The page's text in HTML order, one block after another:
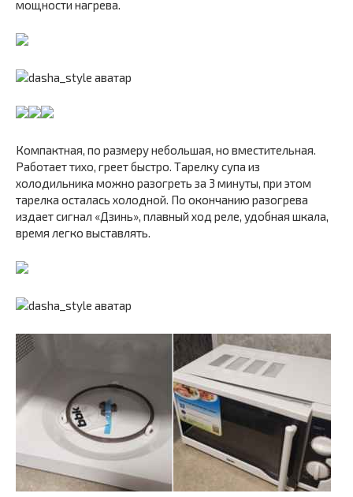
мощности нагрева.
Компактная, по размеру небольшая, но вместительная.
Работает тихо, греет быстро. Тарелку супа из
холодильника можно разогреть за 3 минуты, при этом
тарелка осталась холодной. По окончанию разогрева
издает сигнал «Дзинь», плавный ход реле, удобная шкала,
время легко выставлять.